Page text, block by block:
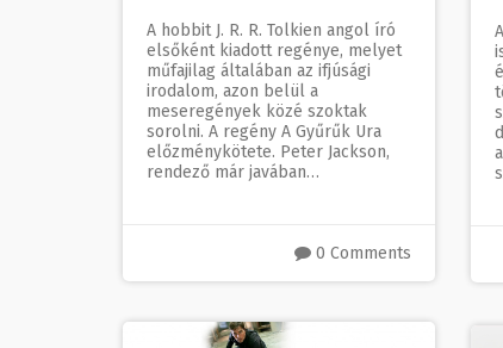
A hobbit J. R. R. Tolkien angol író
elsőként kiadott regénye, melyet
műfajilag általában az ifjúsági
irodalom, azon belül a
meseregények közé szoktak
sorolni. A regény A Gyűrűk Ura
előzménykötete. Peter Jackson,
rendező már javában…
0 Comments